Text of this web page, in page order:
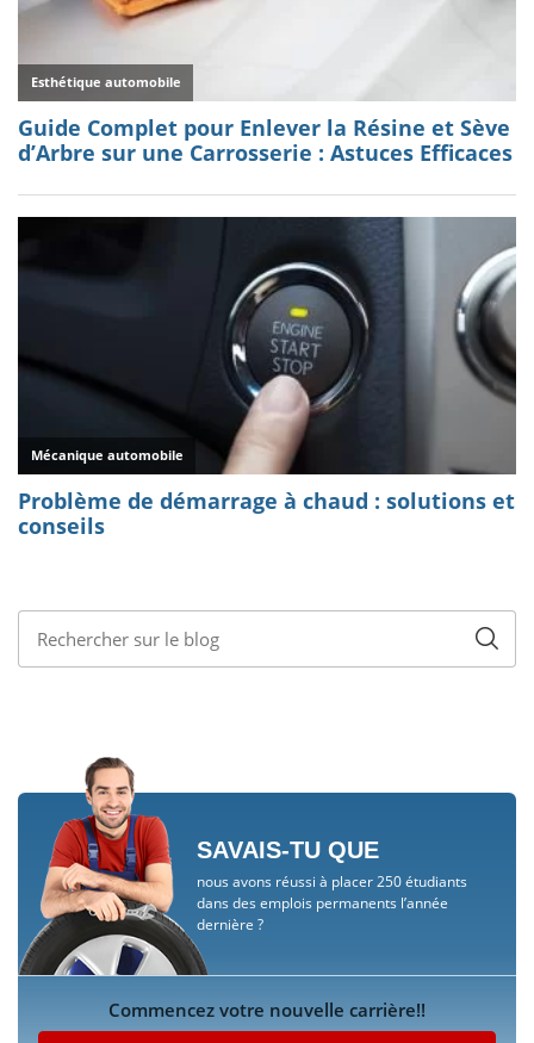
SAVAIS-TU QUE
nous avons réussi à placer 250 étudiants
dans des emplois permanents l’année
dernière ?
Commencez votre nouvelle carrière!!